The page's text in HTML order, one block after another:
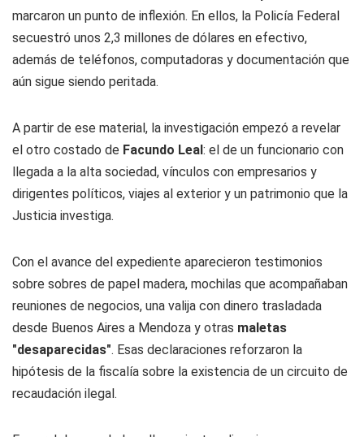
marcaron un punto de inflexión. En ellos, la Policía Federal
secuestró unos 2,3 millones de dólares en efectivo,
además de teléfonos, computadoras y documentación que
aún sigue siendo peritada.
A partir de ese material, la investigación empezó a revelar
el otro costado de Facundo Leal: el de un funcionario con
llegada a la alta sociedad, vínculos con empresarios y
dirigentes políticos, viajes al exterior y un patrimonio que la
Justicia investiga.
Con el avance del expediente aparecieron testimonios
sobre sobres de papel madera, mochilas que acompañaban
reuniones de negocios, una valija con dinero trasladada
desde Buenos Aires a Mendoza y otras maletas
"desaparecidas". Esas declaraciones reforzaron la
hipótesis de la fiscalía sobre la existencia de un circuito de
recaudación ilegal.